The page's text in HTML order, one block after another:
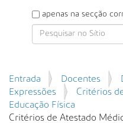
P
e
i
s
a
r
apenas na secção
P
e
s
q
Entrada Docentes
Expressões
Critérios
Educação Física
Critérios de Atestado